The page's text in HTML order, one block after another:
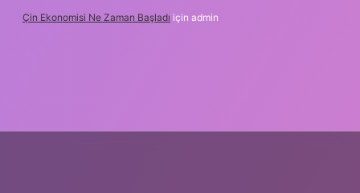
Çin Ekonomisi Ne Zaman Başladı için admin